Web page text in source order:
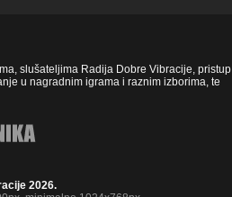
slušateljima Radija Dobre Vibracije, pristup
u nagradnim igrama i raznim izborima, te
2026.